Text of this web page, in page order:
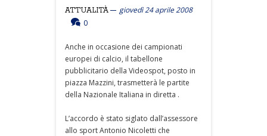
ATTUALITÀ
giovedì 24 aprile 2008
0
Anche in occasione dei campionati
europei di calcio, il tabellone
pubblicitario della Videospot, posto in
piazza Mazzini, trasmetterà le partite
della Nazionale Italiana in diretta .
L’accordo è stato siglato dall’assessore
allo sport Antonio Nicoletti che